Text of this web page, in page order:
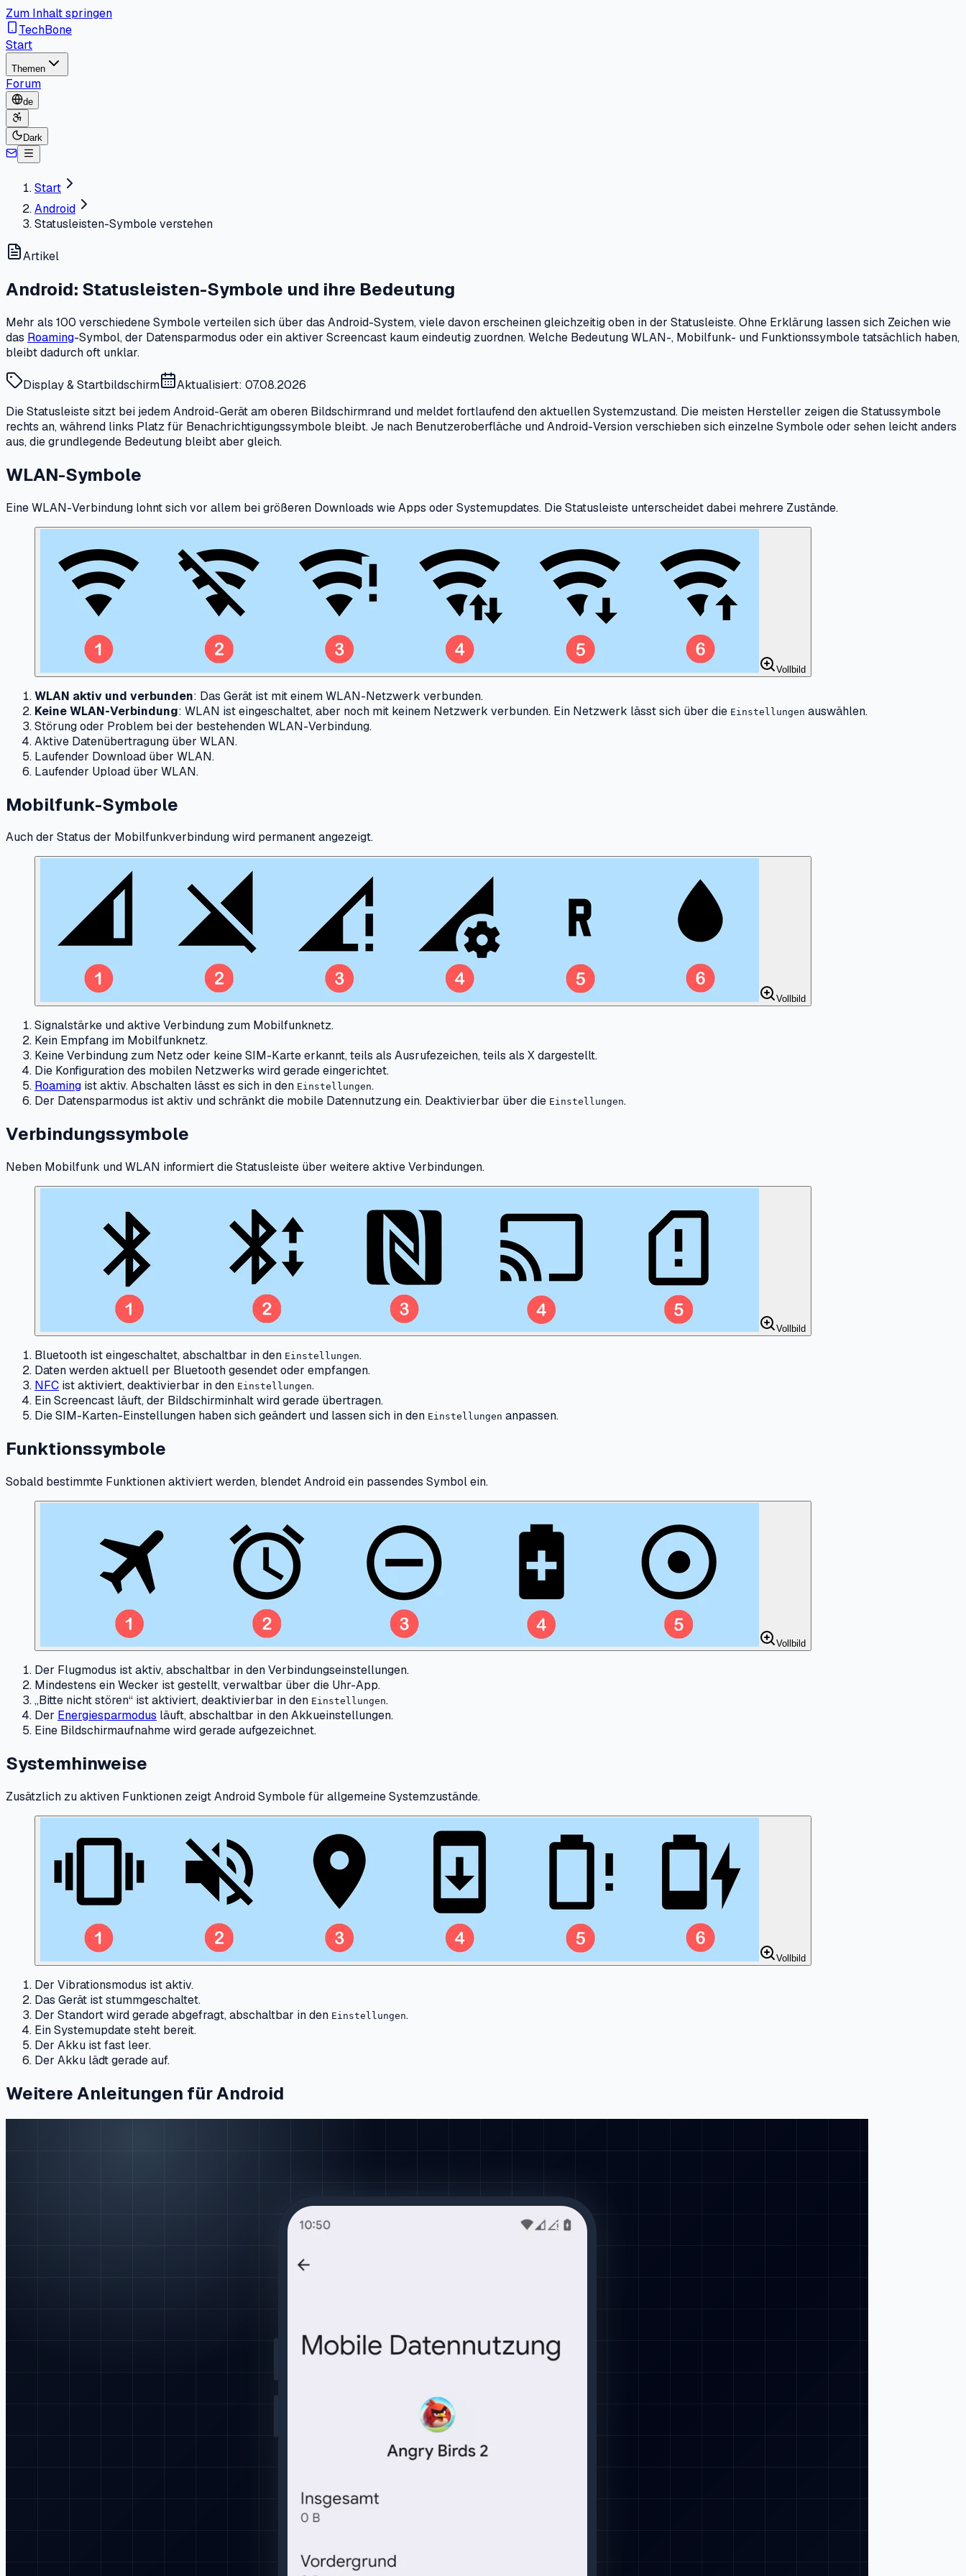
Zum Inhalt springen
TechBone
Start
Themen
Forum
de
Dark
Start
Android
Statusleisten-Symbole verstehen
Artikel
Android: Statusleisten-Symbole und ihre Bedeutung
Mehr als 100 verschiedene Symbole verteilen sich über das Android-System, viele davon erscheinen gleichzeitig oben in der Statusleiste. Ohne Erklärung lassen sich Zeichen wie
das Roaming-Symbol, der Datensparmodus oder ein aktiver Screencast kaum eindeutig zuordnen. Welche Bedeutung WLAN-, Mobilfunk- und Funktionssymbole tatsächlich haben,
bleibt dadurch oft unklar.
Display & Startbildschirm
Aktualisiert: 07.08.2026
Die Statusleiste sitzt bei jedem Android-Gerät am oberen Bildschirmrand und meldet fortlaufend den aktuellen Systemzustand. Die meisten Hersteller zeigen die Statussymbole
rechts an, während links Platz für Benachrichtigungssymbole bleibt. Je nach Benutzeroberfläche und Android-Version verschieben sich einzelne Symbole oder sehen leicht anders
aus, die grundlegende Bedeutung bleibt aber gleich.
WLAN-Symbole
Eine WLAN-Verbindung lohnt sich vor allem bei größeren Downloads wie Apps oder Systemupdates. Die Statusleiste unterscheidet dabei mehrere Zustände.
Vollbild
WLAN aktiv und verbunden: Das Gerät ist mit einem WLAN-Netzwerk verbunden.
Keine WLAN-Verbindung: WLAN ist eingeschaltet, aber noch mit keinem Netzwerk verbunden. Ein Netzwerk lässt sich über die Einstellungen auswählen.
Störung oder Problem bei der bestehenden WLAN-Verbindung.
Aktive Datenübertragung über WLAN.
Laufender Download über WLAN.
Laufender Upload über WLAN.
Mobilfunk-Symbole
Auch der Status der Mobilfunkverbindung wird permanent angezeigt.
Vollbild
Signalstärke und aktive Verbindung zum Mobilfunknetz.
Kein Empfang im Mobilfunknetz.
Keine Verbindung zum Netz oder keine SIM-Karte erkannt, teils als Ausrufezeichen, teils als X dargestellt.
Die Konfiguration des mobilen Netzwerks wird gerade eingerichtet.
Roaming ist aktiv. Abschalten lässt es sich in den Einstellungen.
Der Datensparmodus ist aktiv und schränkt die mobile Datennutzung ein. Deaktivierbar über die Einstellungen.
Verbindungssymbole
Neben Mobilfunk und WLAN informiert die Statusleiste über weitere aktive Verbindungen.
Vollbild
Bluetooth ist eingeschaltet, abschaltbar in den Einstellungen.
Daten werden aktuell per Bluetooth gesendet oder empfangen.
NFC ist aktiviert, deaktivierbar in den Einstellungen.
Ein Screencast läuft, der Bildschirminhalt wird gerade übertragen.
Die SIM-Karten-Einstellungen haben sich geändert und lassen sich in den Einstellungen anpassen.
Funktionssymbole
Sobald bestimmte Funktionen aktiviert werden, blendet Android ein passendes Symbol ein.
Vollbild
Der Flugmodus ist aktiv, abschaltbar in den Verbindungseinstellungen.
Mindestens ein Wecker ist gestellt, verwaltbar über die Uhr-App.
„Bitte nicht stören“ ist aktiviert, deaktivierbar in den Einstellungen.
Der Energiesparmodus läuft, abschaltbar in den Akkueinstellungen.
Eine Bildschirmaufnahme wird gerade aufgezeichnet.
Systemhinweise
Zusätzlich zu aktiven Funktionen zeigt Android Symbole für allgemeine Systemzustände.
Vollbild
Der Vibrationsmodus ist aktiv.
Das Gerät ist stummgeschaltet.
Der Standort wird gerade abgefragt, abschaltbar in den Einstellungen.
Ein Systemupdate steht bereit.
Der Akku ist fast leer.
Der Akku lädt gerade auf.
Weitere Anleitungen für Android